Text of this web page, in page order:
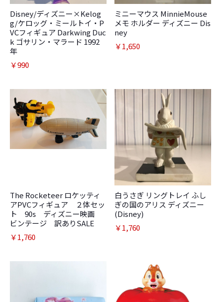
Disney/ディズニー×Kelog
g/ケロッグ・ミールトイ・P
VCフィギュア Darkwing Duc
k ゴサリン・マラード 1992
年
￥990
ミニーマウス MinnieMouse
メモ ホルダー ディズニー Dis
ney
￥1,650
The Rocketeer ロケッティ
アPVCフィギュア ２体セッ
ト 90s ディズニー映画
ビンテージ 訳ありSALE
￥1,760
白うさぎ リングトレイ ふし
ぎの国のアリス ディズニー
(Disney)
￥1,760